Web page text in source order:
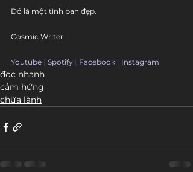
Đó là một tình bạn đẹp.
Cosmic Writer
Youtube | Spotify | Facebook | Instagram
đọc nhanh
cảm hứng
chữa lành